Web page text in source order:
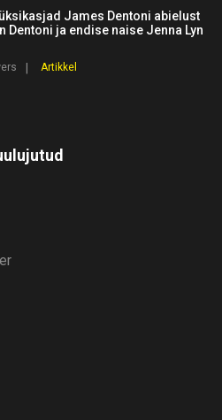
James Dentoni abielust
Dentoni ja endise naise Jenna Lyn
Artikkel